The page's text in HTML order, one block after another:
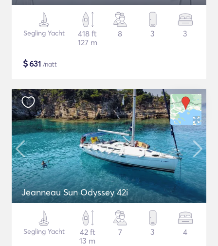
Segling Yacht
418 ft
127 m
8 3 3
$631 /natt
Jeanneau Sun Odyssey 42i
Segling Yacht
42 ft
13 m
7 3 4